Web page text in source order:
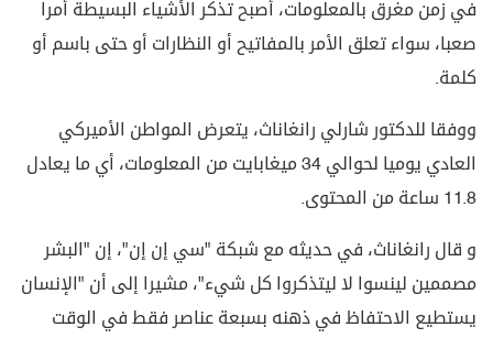
في زمن مغرق بالمعلومات، أصبح تذكر الأشياء البسيطة أمرا
صعبا، سواء تعلق الأمر بالمفاتيح أو النظارات أو حتى باسم أو
كلمة.
ووفقا للدكتور شارلي رانغاناث، يتعرض المواطن الأميركي
العادي يوميا لحوالي 34 ميغابايت من المعلومات، أي ما يعادل
11.8 ساعة من المحتوى.
و قال رانغاناث، في حديثه مع شبكة "سي إن إن"، إن "البشر
مصممين لينسوا لا ليتذكروا كل شيء"، مشيرا إلى أن "الإنسان
يستطيع الاحتفاظ في ذهنه بسبعة عناصر فقط في الوقت